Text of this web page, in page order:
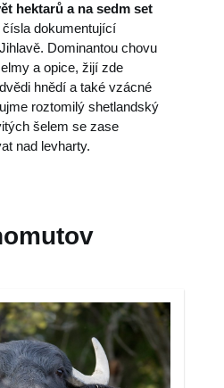
hektarů a na sedm set
čísla dokumentující
Dominantou chovu
a opice, žijí zde
hnědí a také vzácné
roztomilý shetlandský
šelem se zase
nad levharty.